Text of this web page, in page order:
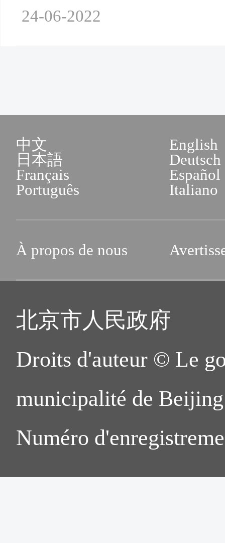
24-06-2022
中文
English
日本語
Deutsch
Français
Español
Português
Italiano
À propos de nous
北京市人民政府
Droits d'auteur © Le
municipalité de
Numéro